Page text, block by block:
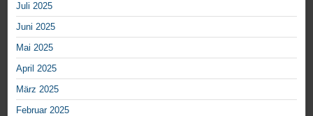
Juli 2025
Juni 2025
Mai 2025
April 2025
März 2025
Februar 2025